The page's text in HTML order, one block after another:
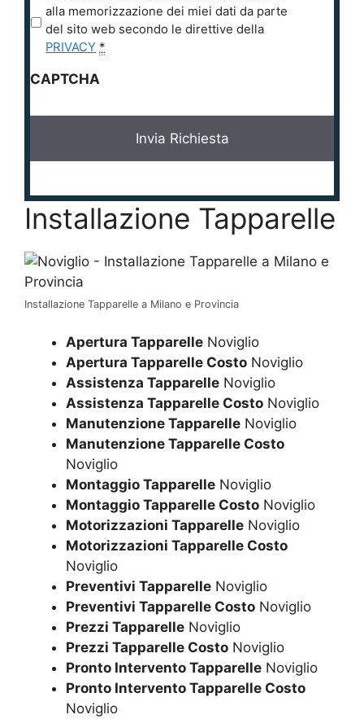
i
c
*
alla memorizzazione dei miei dati da parte
del sito web secondo le direttive della
PRIVACY *
CAPTCHA
Installazione Tapparelle
Installazione Tapparelle a Milano e Provincia
Apertura Tapparelle Noviglio
Apertura Tapparelle Costo Noviglio
Assistenza Tapparelle Noviglio
Assistenza Tapparelle Costo Noviglio
Manutenzione Tapparelle Noviglio
Manutenzione Tapparelle Costo
Noviglio
Montaggio Tapparelle Noviglio
Montaggio Tapparelle Costo Noviglio
Motorizzazioni Tapparelle Noviglio
Motorizzazioni Tapparelle Costo
Noviglio
Preventivi Tapparelle Noviglio
Preventivi Tapparelle Costo Noviglio
Prezzi Tapparelle Noviglio
Prezzi Tapparelle Costo Noviglio
Pronto Intervento Tapparelle Noviglio
Pronto Intervento Tapparelle Costo
Noviglio